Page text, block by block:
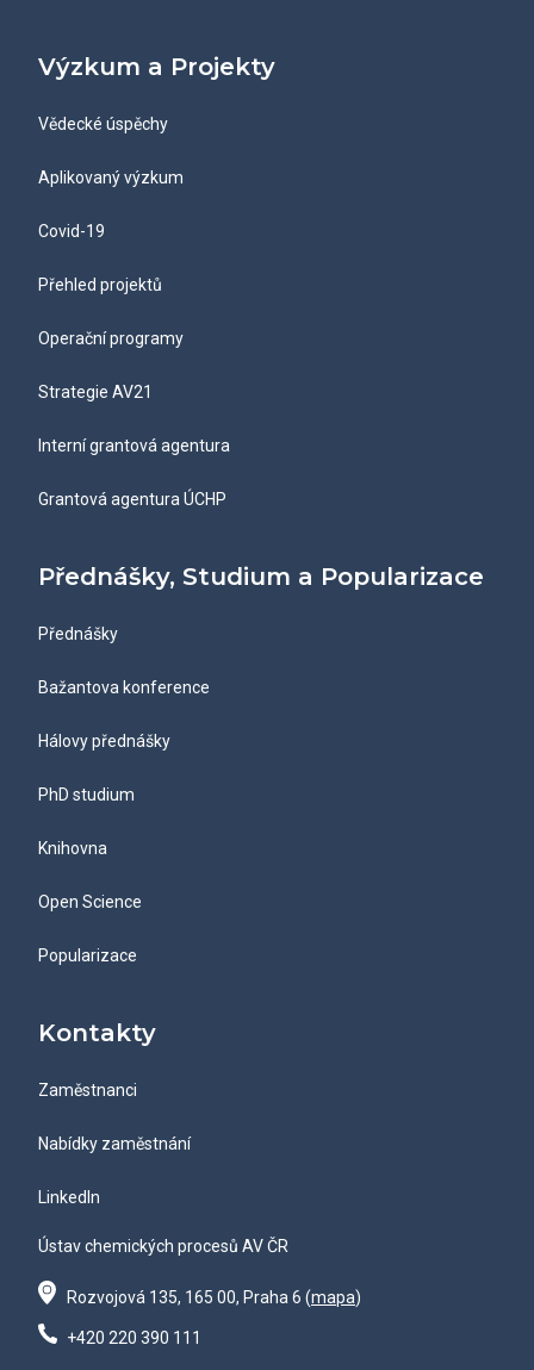
Výzkum a Projekty
Vědecké úspěchy
Aplikovaný výzkum
Covid-19
Přehled projektů
Operační programy
Strategie AV21
Interní grantová agentura
Grantová agentura ÚCHP
Přednášky, Studium a Popularizace
Přednášky
Bažantova konference
Hálovy přednášky
PhD studium
Knihovna
Open Science
Popularizace
Kontakty
Zaměstnanci
Nabídky zaměstnání
LinkedIn
Ústav chemických procesů AV ČR
Rozvojová 135, 165 00, Praha 6 (mapa)
+420 220 390 111